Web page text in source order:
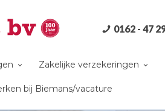
0162 - 47
Zakelijke verzekeringen
bij Biemans/vacature